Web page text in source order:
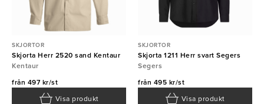
SKJORTOR
Skjorta Herr 2520 sand Kentaur
Kentaur
från 497 kr/st
Visa produkt
SKJORTOR
Skjorta 1211 Herr svart Segers
Segers
från 495 kr/st
Visa produkt